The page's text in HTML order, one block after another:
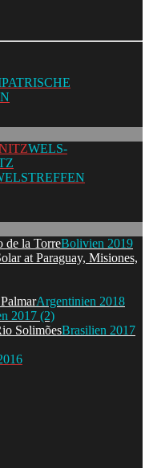
WELS-
Bolivien 2019
Argentinien 2018
2017 (2)
Brasilien 2017